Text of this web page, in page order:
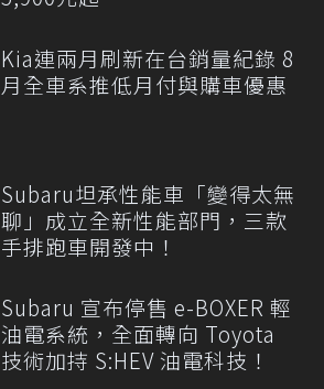
Kia連兩月刷新在台銷量紀錄 8
月全車系推低月付與購車優惠
Subaru坦承性能車「變得太無
聊」成立全新性能部門，三款
手排跑車開發中！
Subaru 宣布停售 e-BOXER 輕
油電系統，全面轉向 Toyota
技術加持 S:HEV 油電科技！